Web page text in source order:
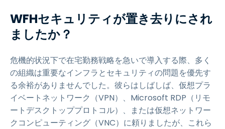
WFHセキュリティが置き去りにされ
ましたか？
危機的状況下で在宅勤務戦略を急いで導入する際、多く
の組織は重要なインフラとセキュリティの問題を優先す
る余裕がありませんでした。彼らはしばしば、仮想プラ
イベートネットワーク（VPN）、Microsoft RDP（リモ
ートデスクトッププロトコル）、または仮想ネットワー
クコンピューティング（VNC）に頼りましたが、これら